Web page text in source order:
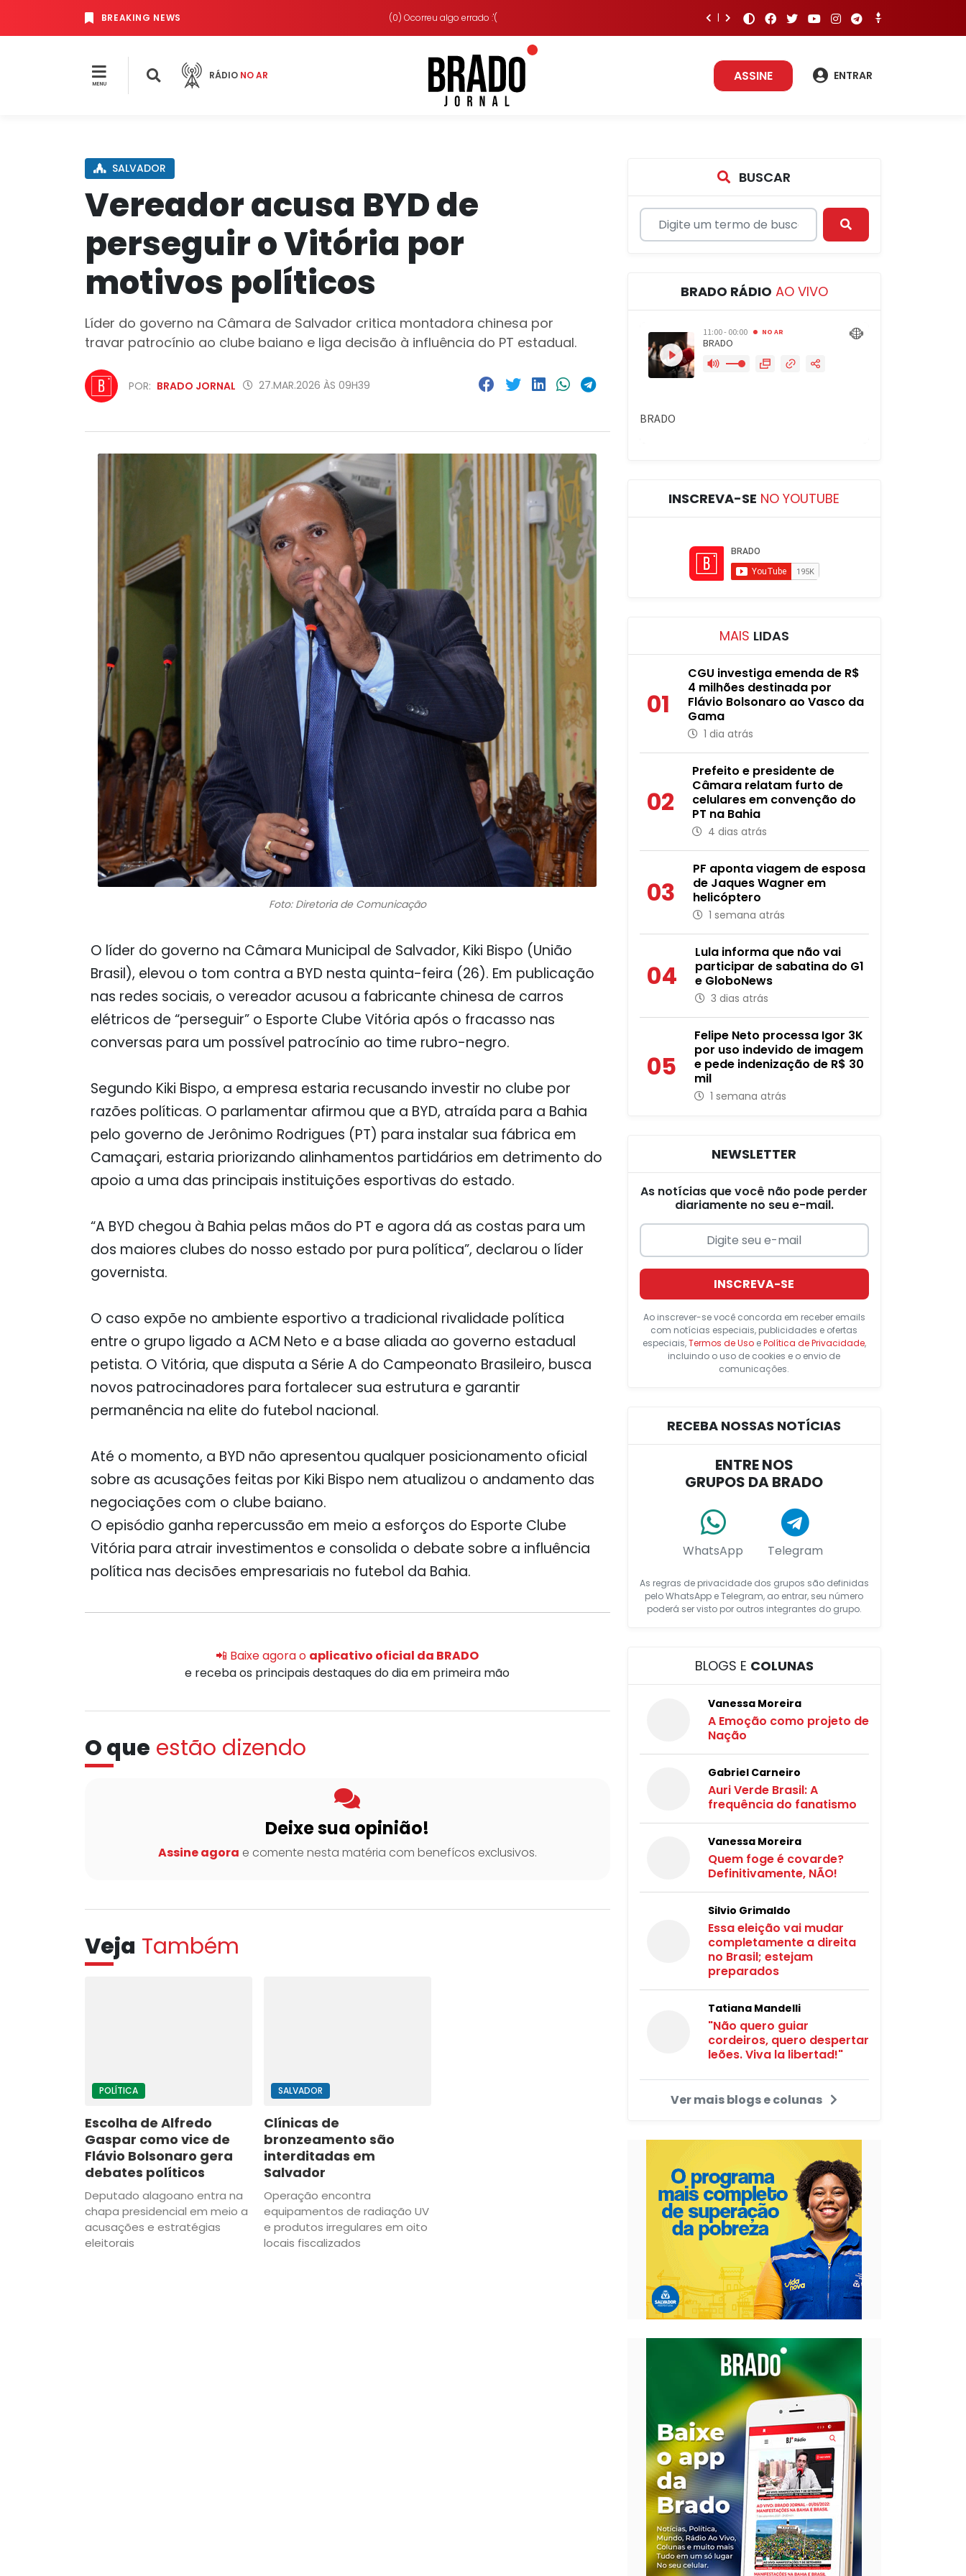
BREAKING NEWS (0) Ocorreu algo errado :'(
MENU
RÁDIO NO AR ASSINE ENTRAR
SALVADOR
Vereador acusa BYD de
perseguir o Vitória por
motivos políticos
Líder do governo na Câmara de Salvador critica montadora chinesa por
travar patrocínio ao clube baiano e liga decisão à influência do PT estadual.
POR: BRADO JORNAL 27.MAR.2026 ÀS 09H39
Foto: Diretoria de Comunicação
O líder do governo na Câmara Municipal de Salvador, Kiki Bispo (União
Brasil), elevou o tom contra a BYD nesta quinta-feira (26). Em publicação
nas redes sociais, o vereador acusou a fabricante chinesa de carros
elétricos de “perseguir” o Esporte Clube Vitória após o fracasso nas
conversas para um possível patrocínio ao time rubro-negro.
Segundo Kiki Bispo, a empresa estaria recusando investir no clube por
razões políticas. O parlamentar afirmou que a BYD, atraída para a Bahia
pelo governo de Jerônimo Rodrigues (PT) para instalar sua fábrica em
Camaçari, estaria priorizando alinhamentos partidários em detrimento do
apoio a uma das principais instituições esportivas do estado.
“A BYD chegou à Bahia pelas mãos do PT e agora dá as costas para um
dos maiores clubes do nosso estado por pura política”, declarou o líder
governista.
O caso expõe no ambiente esportivo a tradicional rivalidade política
entre o grupo ligado a ACM Neto e a base aliada ao governo estadual
petista. O Vitória, que disputa a Série A do Campeonato Brasileiro, busca
novos patrocinadores para fortalecer sua estrutura e garantir
permanência na elite do futebol nacional.
Até o momento, a BYD não apresentou qualquer posicionamento oficial
sobre as acusações feitas por Kiki Bispo nem atualizou o andamento das
negociações com o clube baiano.
O episódio ganha repercussão em meio a esforços do Esporte Clube
Vitória para atrair investimentos e consolida o debate sobre a influência
política nas decisões empresariais no futebol da Bahia.
📲 Baixe agora o aplicativo oficial da BRADO
e receba os principais destaques do dia em primeira mão
O que estão dizendo
Deixe sua opinião!
Assine agora e comente nesta matéria com benefícos exclusivos.
Veja Também
POLÍTICA
Escolha de Alfredo
Gaspar como vice de
Flávio Bolsonaro gera
debates políticos
Deputado alagoano entra na
chapa presidencial em meio a
acusações e estratégias
eleitorais
SALVADOR
Clínicas de
bronzeamento são
interditadas em
Salvador
Operação encontra
equipamentos de radiação UV
e produtos irregulares em oito
locais fiscalizados
BUSCAR
BRADO RÁDIO AO VIVO
INSCREVA-SE NO YOUTUBE
MAIS LIDAS
01
CGU investiga emenda de R$
4 milhões destinada por
Flávio Bolsonaro ao Vasco da
Gama
1 dia atrás
02
Prefeito e presidente de
Câmara relatam furto de
celulares em convenção do
PT na Bahia
4 dias atrás
03
PF aponta viagem de esposa
de Jaques Wagner em
helicóptero
1 semana atrás
04
Lula informa que não vai
participar de sabatina do G1
e GloboNews
3 dias atrás
05
Felipe Neto processa Igor 3K
por uso indevido de imagem
e pede indenização de R$ 30
mil
1 semana atrás
NEWSLETTER
As notícias que você não pode perder
diariamente no seu e-mail.
INSCREVA-SE
Ao inscrever-se você concorda em receber emails
com notícias especiais, publicidades e ofertas
especiais,Termos de UsoePolítica de Privacidade,
incluindo o uso de cookies e o envio de
comunicações.
RECEBA NOSSAS NOTÍCIAS
ENTRE NOS
GRUPOS DA BRADO
WhatsApp Telegram
As regras de privacidade dos grupos são definidas
pelo WhatsApp e Telegram, ao entrar, seu número
poderá ser visto por outros integrantes do grupo.
BLOGS E COLUNAS
Vanessa Moreira
A Emoção como projeto de
Nação
Gabriel Carneiro
Auri Verde Brasil: A
frequência do fanatismo
Vanessa Moreira
Quem foge é covarde?
Definitivamente, NÃO!
Silvio Grimaldo
Essa eleição vai mudar
completamente a direita
no Brasil; estejam
preparados
Tatiana Mandelli
"Não quero guiar
cordeiros, quero despertar
leões. Viva la libertad!"
Ver mais blogs e colunas